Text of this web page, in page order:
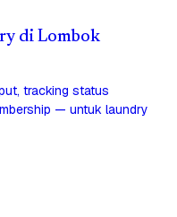
di Lombok
tracking status
— untuk laundry